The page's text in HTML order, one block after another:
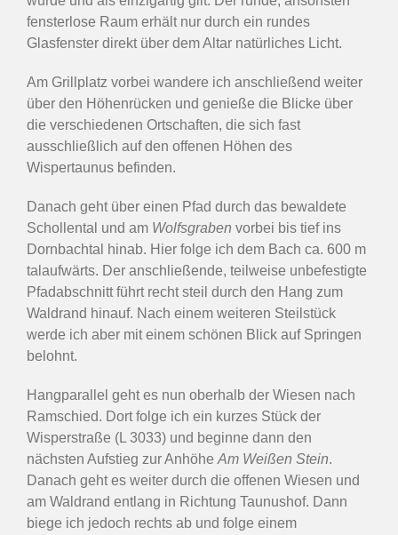
fensterlose Raum erhält nur durch ein rundes
Glasfenster direkt über dem Altar natürliches Licht.
Am Grillplatz vorbei wandere ich anschließend weiter
über den Höhenrücken und genieße die Blicke über
die verschiedenen Ortschaften, die sich fast
ausschließlich auf den offenen Höhen des
Wispertaunus befinden.
Danach geht über einen Pfad durch das bewaldete
Schollental und am Wolfsgraben vorbei bis tief ins
Dornbachtal hinab. Hier folge ich dem Bach ca. 600 m
talaufwärts. Der anschließende, teilweise unbefestigte
Pfadabschnitt führt recht steil durch den Hang zum
Waldrand hinauf. Nach einem weiteren Steilstück
werde ich aber mit einem schönen Blick auf Springen
belohnt.
Hangparallel geht es nun oberhalb der Wiesen nach
Ramschied. Dort folge ich ein kurzes Stück der
Wisperstraße (L 3033) und beginne dann den
nächsten Aufstieg zur Anhöhe Am Weißen Stein.
Danach geht es weiter durch die offenen Wiesen und
am Waldrand entlang in Richtung Taunushof. Dann
biege ich jedoch rechts ab und folge einem